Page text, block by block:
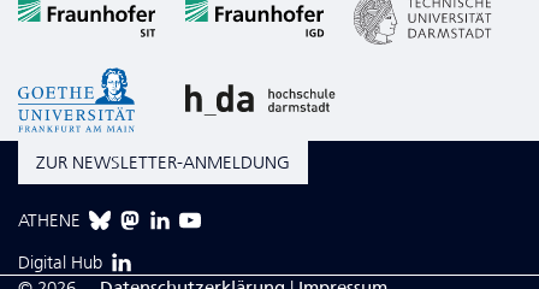
ZUR NEWSLETTER-ANMELDUNG
ATHENE
Digital Hub